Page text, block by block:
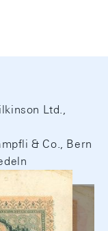
Ltd.,
& Co., Bern